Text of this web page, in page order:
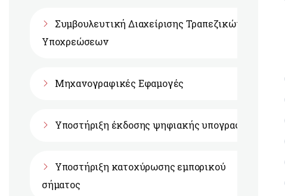
Συμβουλευτική Διαχείρισης Τραπεζικών
Υποχρεώσεων
Μηχανογραφικές Εφαμογές
Υποστήριξη έκδοσης ψηφιακής υπογραφής
Υποστήριξη κατοχύρωσης εμπορικού
σήματος